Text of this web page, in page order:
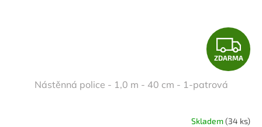
Z
D
R
ZDARMA
Nástěnná police - 1,0 m - 40 cm - 1-patrová
Skladem(34 ks)